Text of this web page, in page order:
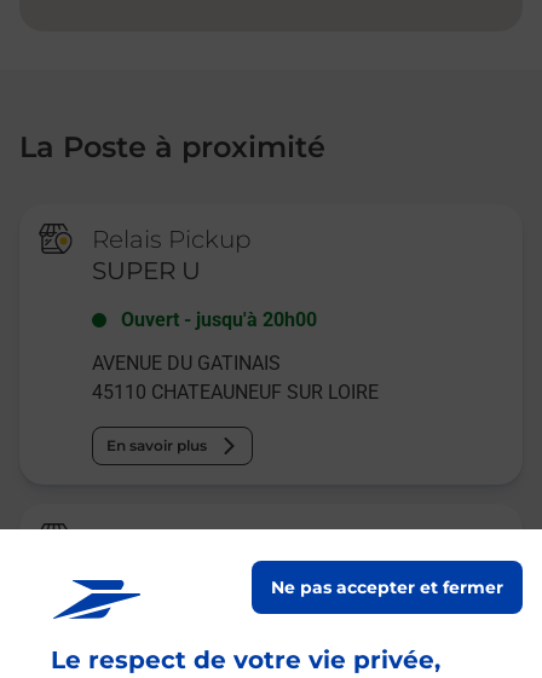
Le respect de votre vie privée,
Ne pas accepter et fermer
La Poste à proximité
Relais Pickup
SUPER U
Ouvert - jusqu'à 20h00
AVENUE DU GATINAIS
45110 CHATEAUNEUF SUR LOIRE
En savoir plus
Relais Pickup
CHEZ MERAL
jusqu'à 19h00
56 GRANDE RUE